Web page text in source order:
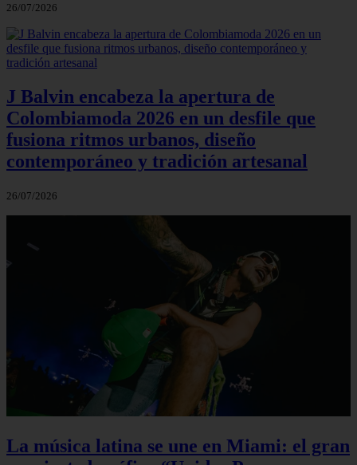
26/07/2026
J Balvin encabeza la apertura de
Colombiamoda 2026 en un desfile que
fusiona ritmos urbanos, diseño
contemporáneo y tradición artesanal
26/07/2026
La música latina se une en Miami: el gran